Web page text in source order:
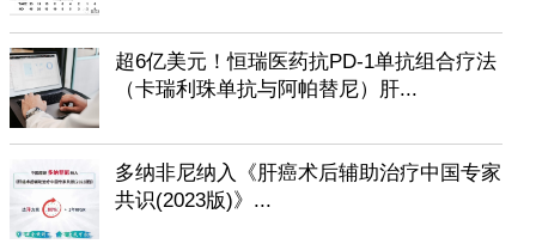
超6亿美元！恒瑞医药抗PD-1单抗组合疗法
（卡瑞利珠单抗与阿帕替尼）肝...
多纳非尼纳入《肝癌术后辅助治疗中国专家
共识(2023版)》...